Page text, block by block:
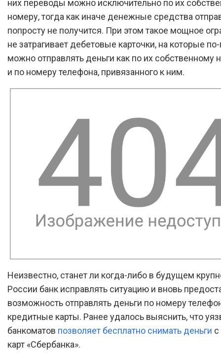
них переводы можно исключительно по их
номеру, тогда как иначе денежные средства
попросту не получится. При этом такое мощное
не затрагивает дебетовые карточки, на которые
можно отправлять деньги как по их собственному
и по номеру телефона, привязанного к ним.
Неизвестно, станет ли когда-либо в будущем
России банк исправлять ситуацию и вновь
возможность отправлять деньги по номеру
кредитные карты. Ранее удалось выяснить, что
банкоматов позволяет бесплатно снимать деньги с
карт «Сбербанка».